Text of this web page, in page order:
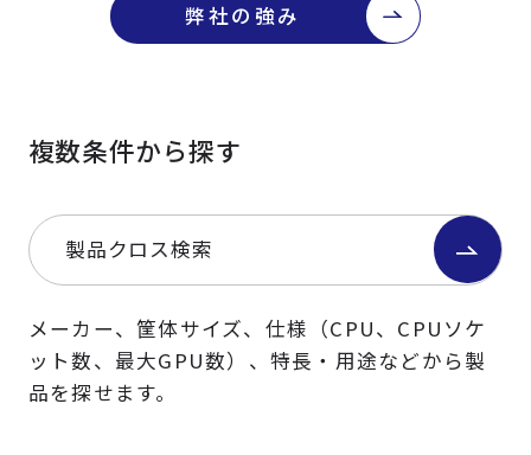
弊社の強み
複数条件から探す
製品クロス検索
メーカー、筐体サイズ、仕様（CPU、CPUソケ
ット数、最大GPU数）、特長・用途などから製
品を探せます。